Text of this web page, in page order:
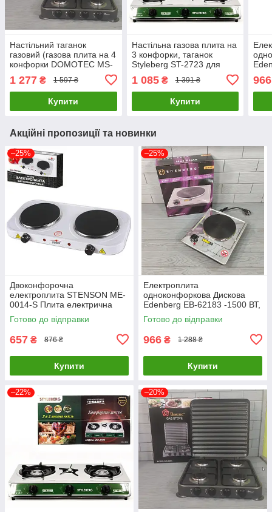
Настільний таганок
газовий (газова плита на 4
конфорки DOMOTEC MS-
1 277 ₴ 1 597 ₴
Купити
Настільна газова плита на
3 конфорки, таганок
Styleberg ST-2723 для
балонного газу для дому
та дачі
1 085₴ 1 391 ₴
Купити
966
Акційні пропозиції та новинки
–25%
Двоконфорочна
електроплита STENSON ME-
0014-S Плита електрична
настільна
Готово до відправки
657 ₴ 876 ₴
Купити
–25%
Електроплита
одноконфоркова Дискова
Edenberg EB-62183 -1500 ВТ,
мініплада 1 конфорка
настільна побутова
Готово до відправки
966 ₴ 1 288 ₴
Купити
–22% –20%